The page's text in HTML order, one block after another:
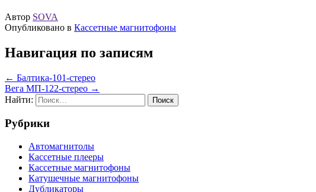
Автор SOVA
Опубликовано в Кассетные магнитофоны
Навигация по записям
← Балтика-101-стерео
Вега МП-122-стерео →
Найти:
Рубрики
Автомагнитолы
Кассетные плееры
Кассетные магнитофоны
Катушечные магнитофоны
Дубликаторы